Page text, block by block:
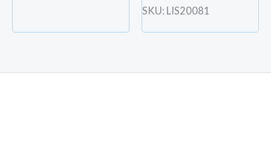
SKU: LIS20081